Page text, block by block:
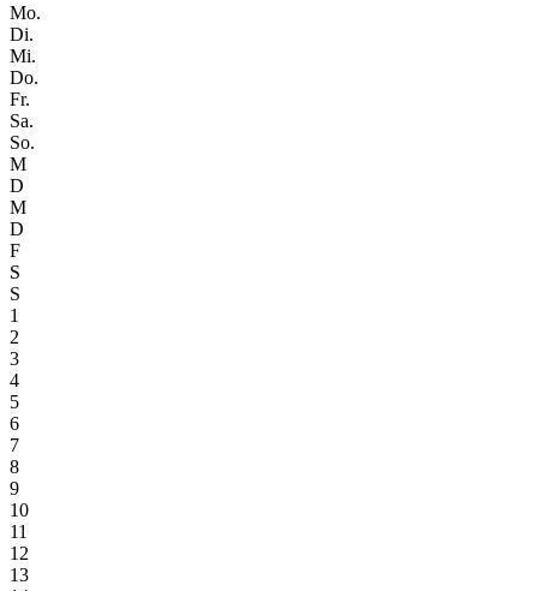
Mo.
Di.
Mi.
Do.
Fr.
Sa.
So.
M
D
M
D
F
S
S
1
2
3
4
5
6
7
8
9
10
11
12
13